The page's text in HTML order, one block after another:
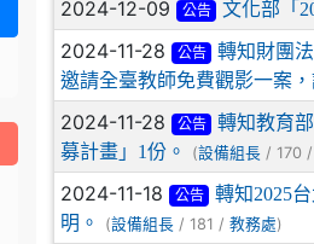
2024-12-09 公告 文化部「
2024-11-28 公告
轉知財團
邀請全臺教師免費觀影一案，
2024-11-28 公告
轉知教育
募計畫」1份。
(設備組長/ 170 /
2024-11-18 公告
轉知2025
明。
(設備組長/ 181 / 教務處)